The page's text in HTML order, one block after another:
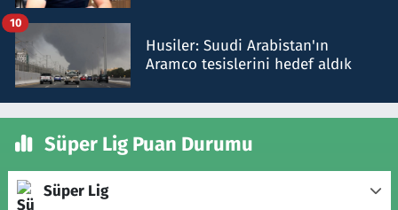
Husiler: Suudi Arabistan'ın
Aramco tesislerini hedef aldık
10
Süper Lig Puan Durumu
Süper Lig